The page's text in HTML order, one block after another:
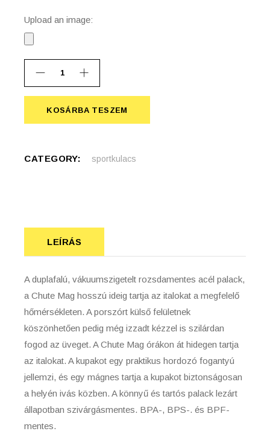
Upload an image:
Chute Mag acél sportpalack, 1 l, fehér quantity
KOSÁRBA TESZEM
KOSÁRBA TESZEM
CATEGORY: sportkulacs
LEÍRÁS
A duplafalú, vákuumszigetelt rozsdamentes acél palack,
a Chute Mag hosszú ideig tartja az italokat a megfelelő
hőmérsékleten. A porszórt külső felületnek
köszönhetően pedig még izzadt kézzel is szilárdan
fogod az üveget. A Chute Mag órákon át hidegen tartja
az italokat. A kupakot egy praktikus hordozó fogantyú
jellemzi, és egy mágnes tartja a kupakot biztonságosan
a helyén ivás közben. A könnyű és tartós palack lezárt
állapotban szivárgásmentes. BPA-, BPS-. és BPF-
mentes.